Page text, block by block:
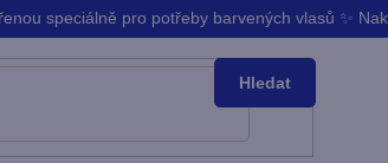
speciálně pro potřeby barvených vlasů ✨
Hledat